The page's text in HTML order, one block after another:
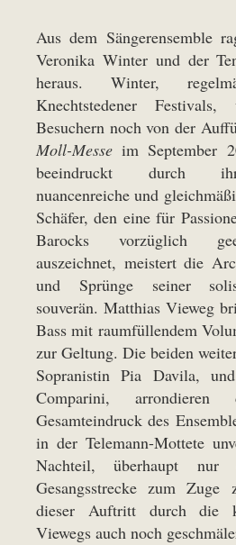
Aus dem Sängerensemble
Veronika Winter und der
heraus. Winter,
Knechtstedener
Besuchern noch von der
Moll-Messe im September
beeindruckt durch
nuancenreiche und
Schäfer, den eine für
Barocks vorzüglich
auszeichnet, meistert die
und Sprünge seiner
souverän. Matthias Vieweg
Bass mit raumfüllendem
zur Geltung. Die beiden
Sopranistin Pia Davila,
Comparini, arrondieren
Gesamteindruck des
in der Telemann-Mottete
Nachteil, überhaupt
Gesangsstrecke zum Zuge
dieser Auftritt durch die
Viewegs auch noch